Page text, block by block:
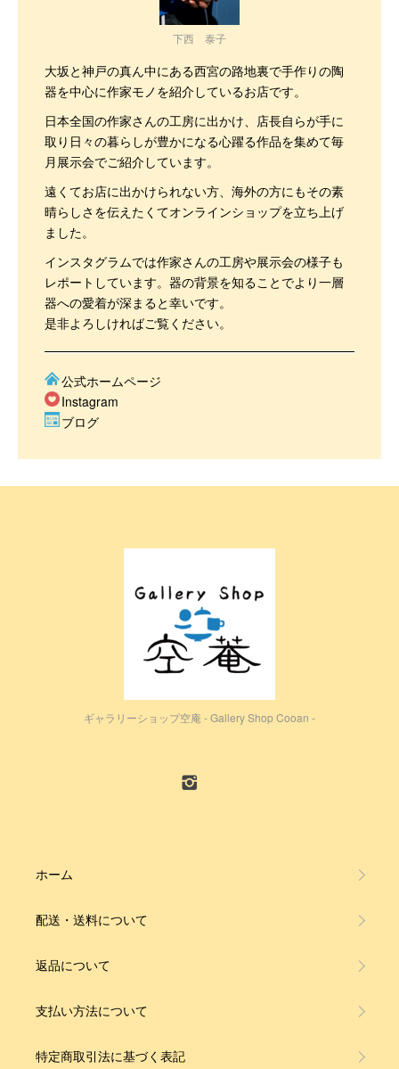
下西 泰子
大坂と神戸の真ん中にある西宮の路地裏で手作りの陶
器を中心に作家モノを紹介しているお店です。
日本全国の作家さんの工房に出かけ、店長自らが手に
取り日々の暮らしが豊かになる心躍る作品を集めて毎
月展示会でご紹介しています。
遠くてお店に出かけられない方、海外の方にもその素
晴らしさを伝えたくてオンラインショップを立ち上げ
ました。
インスタグラムでは作家さんの工房や展示会の様子も
レポートしています。器の背景を知ることでより一層
器への愛着が深まると幸いです。
是非よろしければご覧ください。
公式ホームページ
Instagram
ブログ
ギャラリーショップ空庵 - Gallery Shop Cooan -
ホーム
配送・送料について
返品について
支払い方法について
特定商取引法に基づく表記